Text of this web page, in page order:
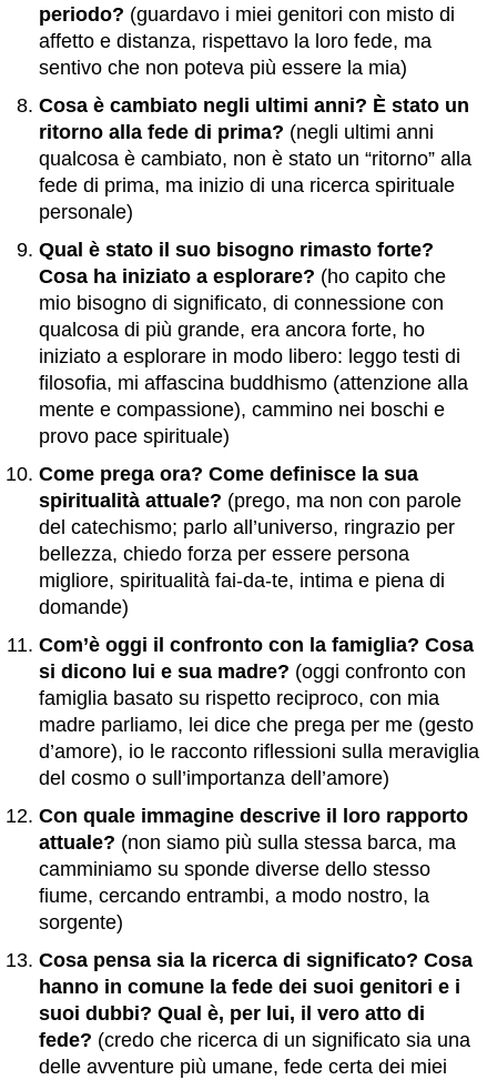
periodo? (guardavo i miei genitori con misto di
affetto e distanza, rispettavo la loro fede, ma
sentivo che non poteva più essere la mia)
Cosa è cambiato negli ultimi anni? È stato un
ritorno alla fede di prima? (negli ultimi anni
qualcosa è cambiato, non è stato un “ritorno” alla
fede di prima, ma inizio di una ricerca spirituale
personale)
Qual è stato il suo bisogno rimasto forte?
Cosa ha iniziato a esplorare? (ho capito che
mio bisogno di significato, di connessione con
qualcosa di più grande, era ancora forte, ho
iniziato a esplorare in modo libero: leggo testi di
filosofia, mi affascina buddhismo (attenzione alla
mente e compassione), cammino nei boschi e
provo pace spirituale)
Come prega ora? Come definisce la sua
spiritualità attuale? (prego, ma non con parole
del catechismo; parlo all’universo, ringrazio per
bellezza, chiedo forza per essere persona
migliore, spiritualità fai-da-te, intima e piena di
domande)
Com’è oggi il confronto con la famiglia? Cosa
si dicono lui e sua madre? (oggi confronto con
famiglia basato su rispetto reciproco, con mia
madre parliamo, lei dice che prega per me (gesto
d’amore), io le racconto riflessioni sulla meraviglia
del cosmo o sull’importanza dell’amore)
Con quale immagine descrive il loro rapporto
attuale? (non siamo più sulla stessa barca, ma
camminiamo su sponde diverse dello stesso
fiume, cercando entrambi, a modo nostro, la
sorgente)
Cosa pensa sia la ricerca di significato? Cosa
hanno in comune la fede dei suoi genitori e i
suoi dubbi? Qual è, per lui, il vero atto di
fede? (credo che ricerca di un significato sia una
delle avventure più umane, fede certa dei miei